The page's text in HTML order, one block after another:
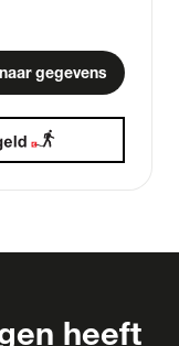
gegevens
heeft